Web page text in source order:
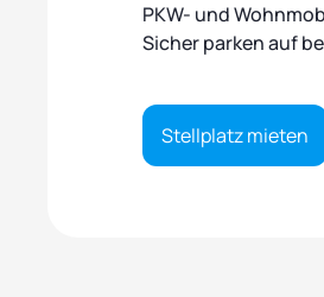
PKW- und
Sicher parken auf
Stellplatz mieten